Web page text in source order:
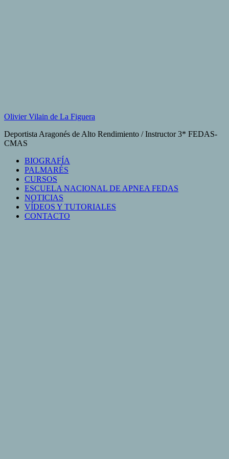
Olivier Vilain de La Figuera
Deportista Aragonés de Alto Rendimiento / Instructor 3* FEDAS-
CMAS
BIOGRAFÍA
PALMARÉS
CURSOS
ESCUELA NACIONAL DE APNEA FEDAS
NOTICIAS
VÍDEOS Y TUTORIALES
CONTACTO